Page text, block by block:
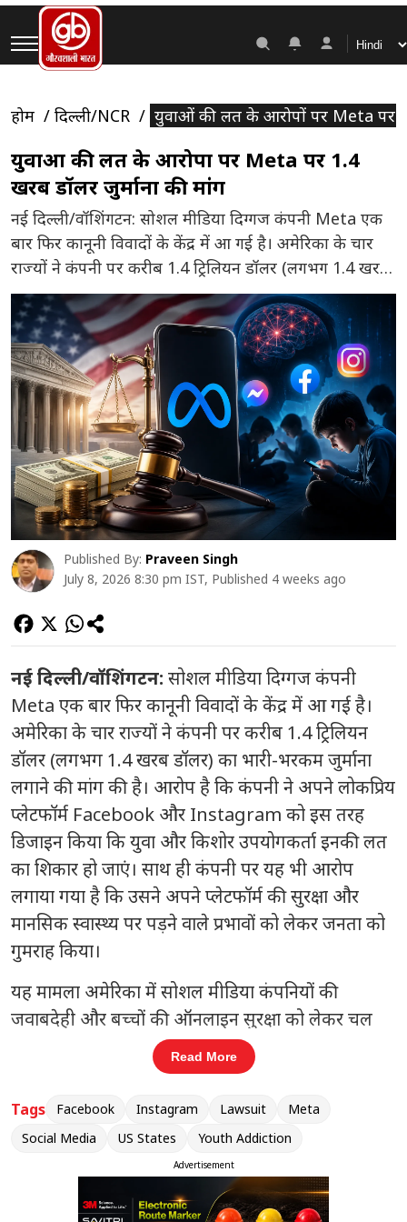
होम दिल्ली/NCR युवाओं की लत के आरोपों पर Meta पर
युवाओं की लत के आरोपों पर Meta पर 1.4
खरब डॉलर जुर्माना की मांग
नई दिल्ली/वॉशिंगटन: सोशल मीडिया दिग्गज कंपनी Meta एक
बार फिर कानूनी विवादों के केंद्र में आ गई है। अमेरिका के चार
राज्यों ने कंपनी पर करीब 1.4 ट्रिलियन डॉलर (लगभग 1.4 खरब
डॉलर) का भारी-भरकम जुर्माना लगाने की मांग की है। आरोप है
कि कंपनी ने अपने लोकप्रिय प्लेटफॉर्म Facebook और
Instagram को इस तरह […]
Published By: Praveen Singh
July 8, 2026 8:30 pm IST, Published 4 weeks ago
नई दिल्ली/वॉशिंगटन: सोशल मीडिया दिग्गज कंपनी
Meta एक बार फिर कानूनी विवादों के केंद्र में आ गई है।
अमेरिका के चार राज्यों ने कंपनी पर करीब 1.4 ट्रिलियन
डॉलर (लगभग 1.4 खरब डॉलर) का भारी-भरकम जुर्माना
लगाने की मांग की है। आरोप है कि कंपनी ने अपने लोकप्रिय
प्लेटफॉर्म Facebook और Instagram को इस तरह
डिजाइन किया कि युवा और किशोर उपयोगकर्ता इनकी लत
का शिकार हो जाएं। साथ ही कंपनी पर यह भी आरोप
लगाया गया है कि उसने अपने प्लेटफॉर्म की सुरक्षा और
मानसिक स्वास्थ्य पर पड़ने वाले प्रभावों को लेकर जनता को
गुमराह किया।
यह मामला अमेरिका में सोशल मीडिया कंपनियों की
जवाबदेही और बच्चों की ऑनलाइन सुरक्षा को लेकर चल
रही बहस का एक महत्वपूर्ण हिस्सा बन गया है। यदि
अदालत राज्यों के पक्ष में फैसला सुनाती है, तो यह टेक
उद्योग के इतिहास के सबसे बड़े आर्थिक दंडों में से एक हो
सकता है।
संबंधित खबरें
60 मिनट में स्नैचर गिरफ्तार, दिल्ली पुलिस
Read More
Tags Facebook Instagram Lawsuit
Meta
Social Media
US States Youth Addiction
Advertisement